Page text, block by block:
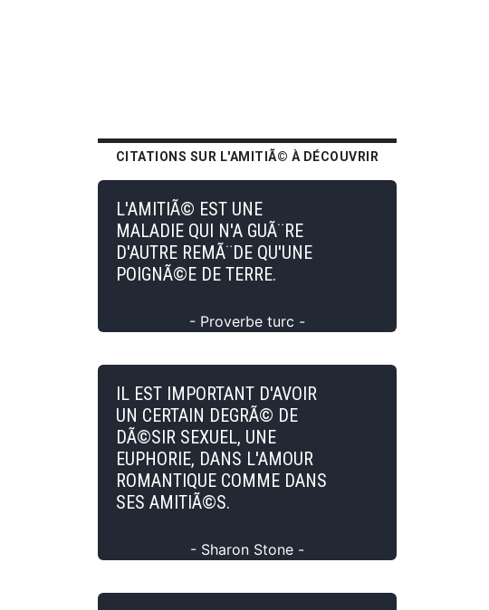
CITATIONS SUR L'AMITIÃ© À DÉCOUVRIR
L'AMITIÃ© EST UNE
MALADIE QUI N'A GUÃ¨RE
D'AUTRE REMÃ¨DE QU'UNE
POIGNÃ©E DE TERRE.
- Proverbe turc -
IL EST IMPORTANT D'AVOIR
UN CERTAIN DEGRÃ© DE
DÃ©SIR SEXUEL, UNE
EUPHORIE, DANS L'AMOUR
ROMANTIQUE COMME DANS
SES AMITIÃ©S.
- Sharon Stone -